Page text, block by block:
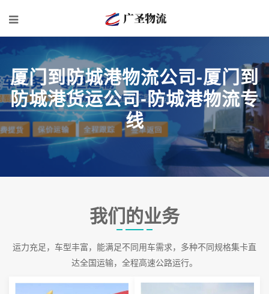
厦门到防城港物流公司-厦门到
防城港货运公司-防城港物流专
线
我们的业务
运力充足，车型丰富，能满足不同用车需求，多种不同规格集卡直
达全国运输，全程高速公路运行。